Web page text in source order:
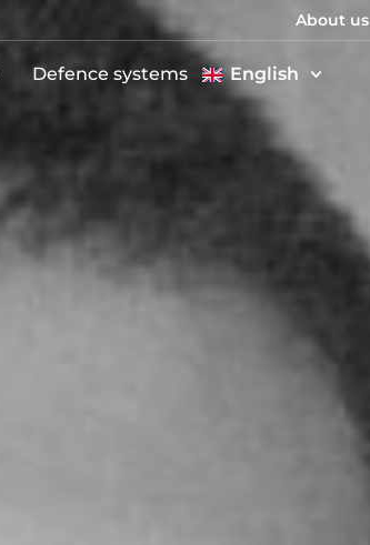
About us
Defence systems English